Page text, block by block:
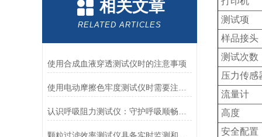
相关文章
RELATED ARTICLES
使用合成血液穿透测试仪时的注意事项
测试项
样品接头
测试次数
压力传感
流量计
高度
安全配置